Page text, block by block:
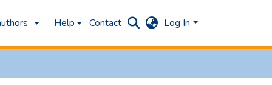
Help Contact Log In